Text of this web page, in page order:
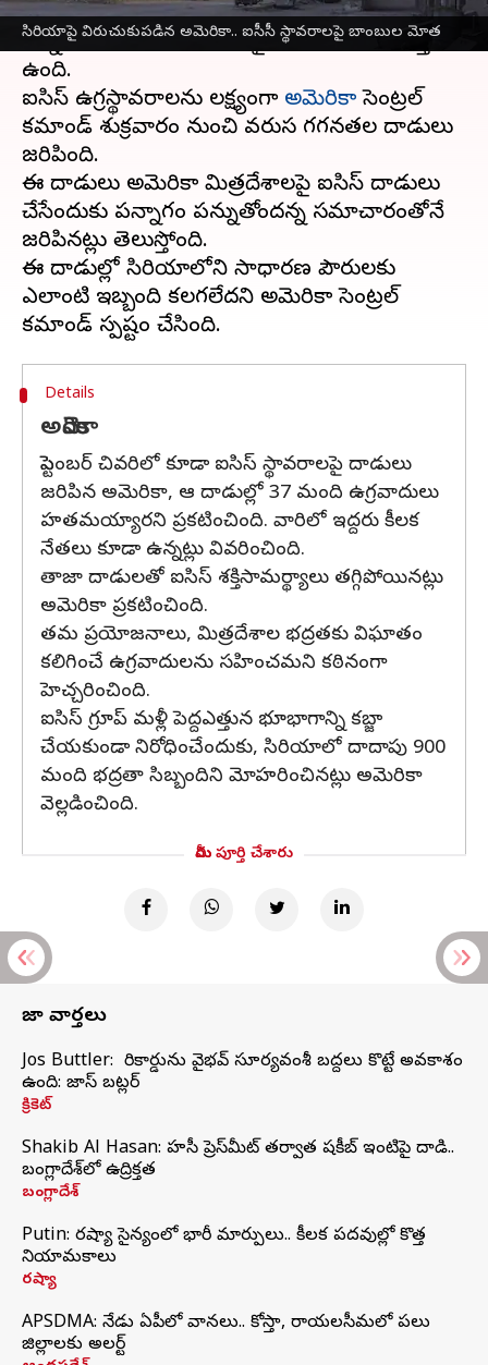
సిరియాపై విరుచుకుపడిన అమెరికా.. ఐసీసీ స్థావరాలపై బాంబుల మోత
పశ్చిమాసియాలోఇజ్రాయెల్-ఇరాన్మధ్య ఉద్రిక్తతలు
ఉన్న వేళ, అమెరికా సిరియాపై దాడులు కొనసాగిస్తూనే
ఉంది.
ఐసిస్ ఉగ్రస్థావరాలను లక్ష్యంగా అమెరికాసెంట్రల్
కమాండ్ శుక్రవారం నుంచి వరుస గగనతల దాడులు
జరిపింది.
ఈ దాడులు అమెరికా మిత్రదేశాలపై ఐసిస్ దాడులు
చేసేందుకు పన్నాగం పన్నుతోందన్న సమాచారంతోనే
జరిపినట్లు తెలుస్తోంది.
ఈ దాడుల్లో సిరియాలోని సాధారణ పౌరులకు
ఎలాంటి ఇబ్బంది కలగలేదని అమెరికా సెంట్రల్
Details
అమెరికా
సెప్టెంబర్ చివరిలో కూడా ఐసిస్ స్థావరాలపై దాడులు
జరిపిన అమెరికా, ఆ దాడుల్లో 37 మంది ఉగ్రవాదులు
హతమయ్యారని ప్రకటించింది. వారిలో ఇద్దరు కీలక
నేతలు కూడా ఉన్నట్లు వివరించింది.
తాజా దాడులతో ఐసిస్ శక్తిసామర్థ్యాలు తగ్గిపోయినట్లు
అమెరికా ప్రకటించింది.
తమ ప్రయోజనాలు, మిత్రదేశాల భద్రతకు విఘాతం
కలిగించే ఉగ్రవాదులను సహించమని కఠినంగా
హెచ్చరించింది.
ఐసిస్ గ్రూప్ మళ్లీ పెద్దఎత్తున భూభాగాన్ని కబ్జా
చేయకుండా నిరోధించేందుకు, సిరియాలో దాదాపు 900
మంది భద్రతా సిబ్బందిని మోహరించినట్లు అమెరికా
వెల్లడించింది.
మీరు పూర్తి చేశారు
తాజా వార్తలు
Jos Buttler: నా రికార్డును వైభవ్ సూర్యవంశీ బద్దలు కొట్టే అవకాశం
ఉంది: జాస్ బట్లర్
క్రికెట్
Shakib Al Hasan: హసీనా ప్రెస్‌మీట్‌ తర్వాత షకీబ్‌ ఇంటిపై దాడి..
బంగ్లాదేశ్‌లో ఉద్రిక్తత
బంగ్లాదేశ్
Putin: రష్యా సైన్యంలో భారీ మార్పులు.. కీలక పదవుల్లో కొత్త
నియామకాలు
రష్యా
APSDMA: నేడు ఏపీలో వానలు.. కోస్తా, రాయలసీమలో పలు
జిల్లాలకు అలర్ట్